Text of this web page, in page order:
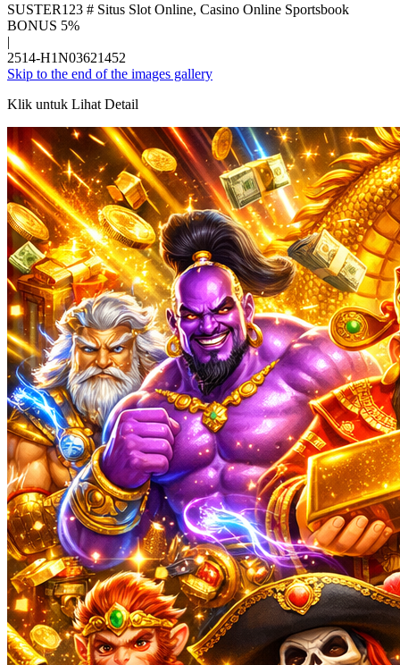
SUSTER123 # Situs Slot Online, Casino Online Sportsbook
BONUS 5%
|
2514-H1N03621452
Skip to the end of the images gallery
Klik untuk Lihat Detail